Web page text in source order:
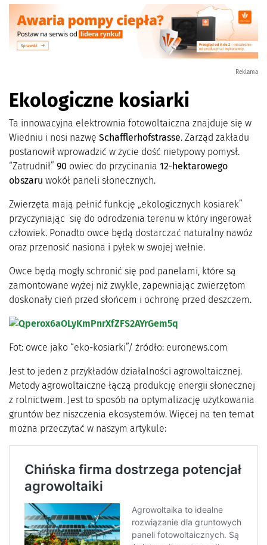
Reklama
Ekologiczne kosiarki
Ta innowacyjna elektrownia fotowoltaiczna znajduje się w
Wiedniu i nosi nazwę Schafflerhofstrasse. Zarząd zakładu
postanowił wprowadzić w życie dość nietypowy pomysł.
“Zatrudnił” 90 owiec do przycinania 12-hektarowego
obszaru wokół paneli słonecznych.
Zwierzęta mają pełnić funkcję „ekologicznych kosiarek”
przyczyniając się do odrodzenia terenu w który ingerował
człowiek. Ponadto owce będą dostarczać naturalny nawóz
oraz przenosić nasiona i pyłek w swojej wełnie.
Owce będą mogły schronić się pod panelami, które są
zamontowane wyżej niż zwykle, zapewniając zwierzętom
doskonały cień przed słońcem i ochronę przed deszczem.
Fot: owce jako “eko-kosiarki”/ źródło: euronews.com
Jest to jeden z przykładów działalności agrowoltaicznej.
Metody agrowoltaiczne łączą produkcję energii słonecznej
z rolnictwem. Jest to sposób na optymalizację użytkowania
gruntów bez niszczenia ekosystemów. Więcej na ten temat
można przeczytać w naszym artykule: